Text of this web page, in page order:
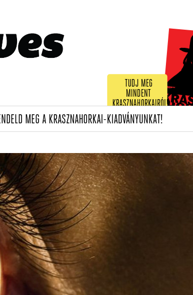
TUDJ MEG
MINDENT
KRASZNAHORKAIRÓL!
MEG A KRASZNAHORKAI-KIADVÁNYUNKAT!(CURRENT)